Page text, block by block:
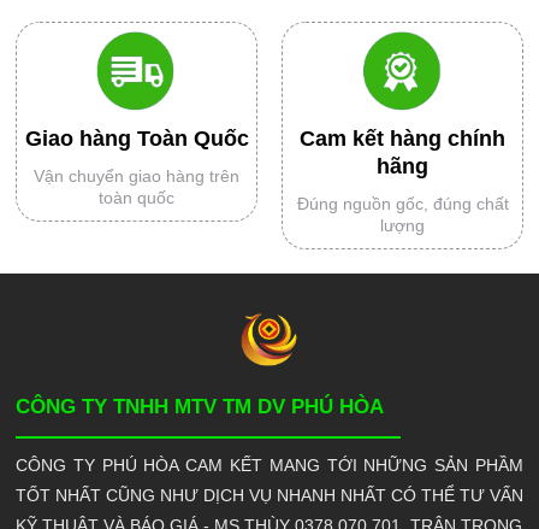
Giao hàng Toàn Quốc
Vận chuyển giao hàng trên
toàn quốc
Cam kết hàng chính
hãng
Đúng nguồn gốc, đúng chất
lượng
CÔNG TY TNHH MTV TM DV PHÚ HÒA
CÔNG TY PHÚ HÒA CAM KẾT MANG TỚI NHỮNG SẢN PHẦM
TỐT NHẤT CŨNG NHƯ DỊCH VỤ NHANH NHẤT CÓ THỂ TƯ VẤN